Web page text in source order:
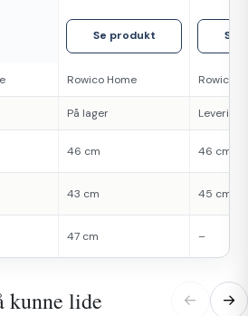
Se produkt Se
Rowico Home Rowico
På lager Levering
46 cm 46 cm
43 cm 45 cm
47 cm –
kunne lide ← →